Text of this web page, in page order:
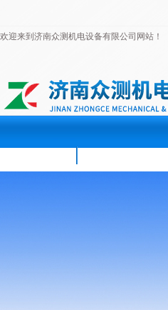
欢迎来到济南众测机电设备有限公司网站！